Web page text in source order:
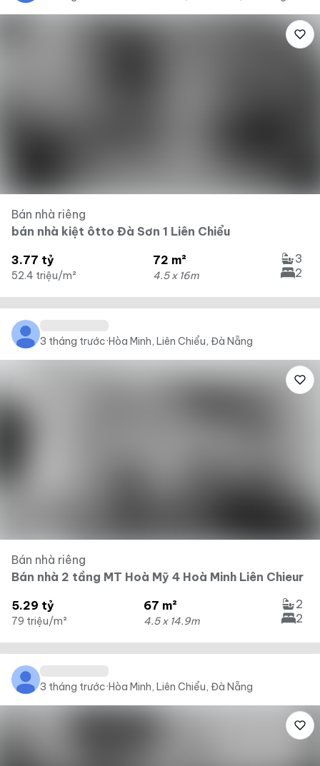
Bán nhà riêng
bán nhà kiệt ôtto Đà Sơn 1 Liên Chiểu
3.77 tỷ
52.4 triệu/m²
72 m²
4.5 x 16m
3
2
3 tháng trước·Hòa Minh, Liên Chiểu, Đà Nẵng
Bán nhà riêng
Bán nhà 2 tầng MT Hoà Mỹ 4 Hoà Minh Liên Chieur
5.29 tỷ
79 triệu/m²
67 m²
4.5 x 14.9m
2
2
3 tháng trước·Hòa Minh, Liên Chiểu, Đà Nẵng